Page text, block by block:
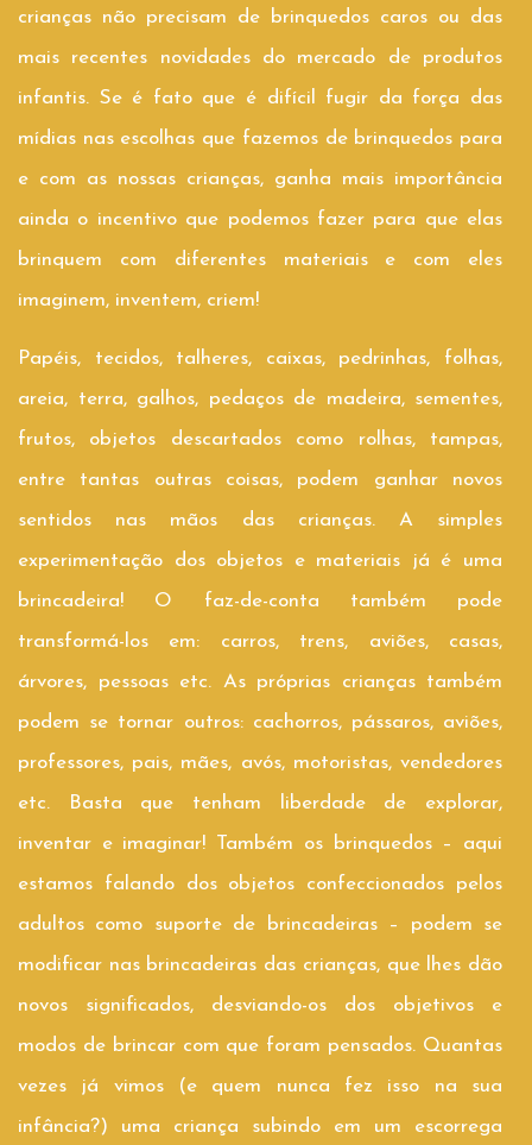
crianças não precisam de brinquedos caros ou das
mais recentes novidades do mercado de produtos
infantis. Se é fato que é difícil fugir da força das
mídias nas escolhas que fazemos de brinquedos para
e com as nossas crianças, ganha mais importância
ainda o incentivo que podemos fazer para que elas
brinquem com diferentes materiais e com eles
imaginem, inventem, criem!
Papéis, tecidos, talheres, caixas, pedrinhas, folhas,
areia, terra, galhos, pedaços de madeira, sementes,
frutos, objetos descartados como rolhas, tampas,
entre tantas outras coisas, podem ganhar novos
sentidos nas mãos das crianças. A simples
experimentação dos objetos e materiais já é uma
brincadeira! O faz-de-conta também pode
transformá-los em: carros, trens, aviões, casas,
árvores, pessoas etc. As próprias crianças também
podem se tornar outros: cachorros, pássaros, aviões,
professores, pais, mães, avós, motoristas, vendedores
etc. Basta que tenham liberdade de explorar,
inventar e imaginar! Também os brinquedos – aqui
estamos falando dos objetos confeccionados pelos
adultos como suporte de brincadeiras – podem se
modificar nas brincadeiras das crianças, que lhes dão
novos significados, desviando-os dos objetivos e
modos de brincar com que foram pensados. Quantas
vezes já vimos (e quem nunca fez isso na sua
infância?) uma criança subindo em um escorrega